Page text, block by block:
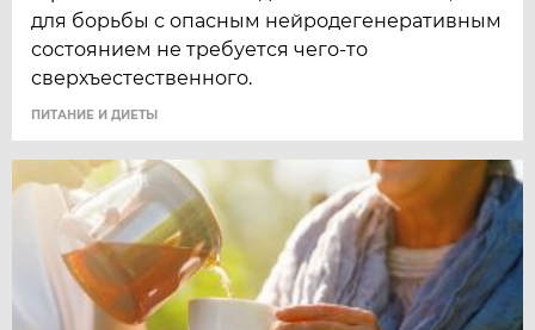
для борьбы с опасным нейродегенеративным
состоянием не требуется чего-то
сверхъестественного.
ПИТАНИЕ И ДИЕТЫ